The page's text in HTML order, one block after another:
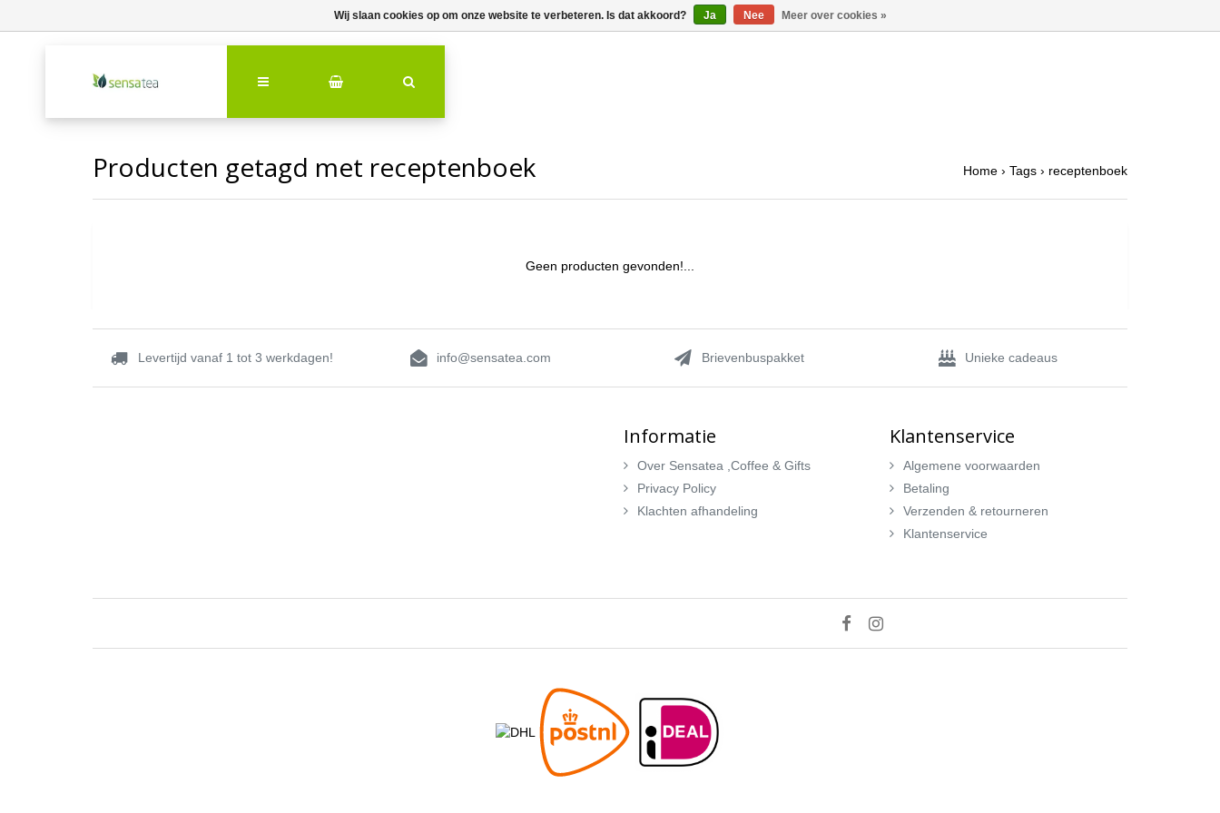
Producten getagd met receptenboek Home › Tags › receptenboek
Geen producten gevonden!...
Levertijd vanaf 1 tot 3 werkdagen! info@sensatea.com Brievenbuspakket Unieke cadeaus
Informatie
Over Sensatea ,Coffee & Gifts
Privacy Policy
Klachten afhandeling
Klantenservice
Algemene voorwaarden
Betaling
Verzenden & retourneren
Klantenservice
Wij slaan cookies op om onze website te verbeteren. Is dat akkoord? Ja Nee Meer over cookies »